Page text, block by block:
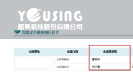
content